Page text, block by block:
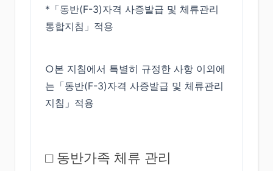
*「동반(F-3)자격 사증발급 및 체류관리
통합지침」적용
○본 지침에서 특별히 규정한 사항 이외에
는「동반(F-3)자격 사증발급 및 체류관리
지침」적용
□ 동반가족 체류 관리